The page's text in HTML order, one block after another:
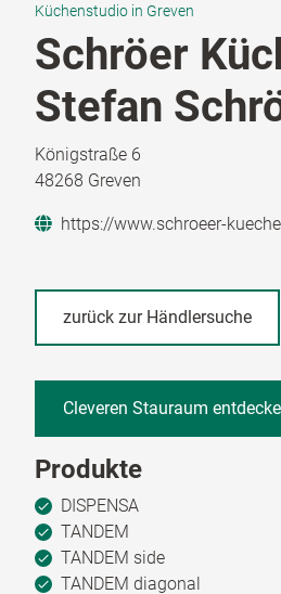
Küchenstudio in Greven
Schröer
Stefan
Königstraße 6
48268 Greven
https://www.schroeer-
zurück zur Händlersuche
Cleveren Stauraum
Produkte
DISPENSA
TANDEM
TANDEM side
TANDEM diagonal